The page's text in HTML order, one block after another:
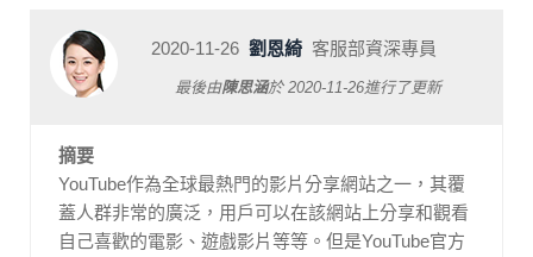
2020-11-26 劉恩綺 客服部資深專員
最後由陳思涵於2020-11-26進行了更新
摘要
YouTube作為全球最熱門的影片分享網站之一，其覆
蓋人群非常的廣泛，用戶可以在該網站上分享和觀看
自己喜歡的電影、遊戲影片等等。但是YouTube官方